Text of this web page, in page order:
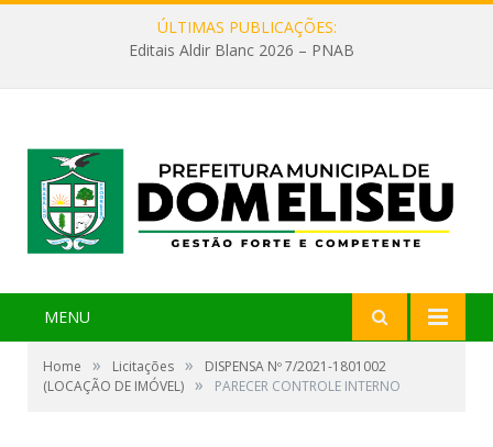
ÚLTIMAS PUBLICAÇÕES:
Editais Aldir Blanc 2026 – PNAB
MENU
Home » Licitações »
DISPENSA Nº 7/2021-1801002
(LOCAÇÃO DE IMÓVEL) » PARECER CONTROLE INTERNO